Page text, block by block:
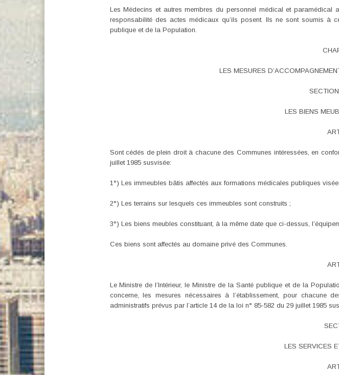
Les Médecins et autres membres du personnel médical et paramédical
responsabilité des actes médicaux qu’ils posent. Ils ne sont soumis à
publique et de la Population.
LES MESURES
LES BIENS
Sont cédés de plein droit à chacune des Communes intéressées, en
juillet 1985 susvisée:
1°) Les immeubles bâtis affectés aux formations médicales publiques
2°) Les terrains sur lesquels ces immeubles sont construits ;
3°) Les biens meubles constituant, à la même date que ci-dessus,
Ces biens sont affectés au domaine privé des Communes.
Le Ministre de l’Intérieur, le Ministre de la Santé publique et de la
concerne, les mesures nécessaires à l’établissement, pour chacune
administratifs prévus par l’article 14 de la loi n° 85-582 du 29 juillet 1985
LES SERVICES